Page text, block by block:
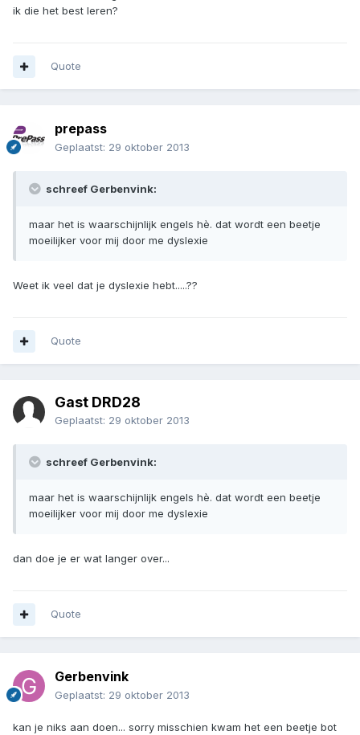
ik die het best leren?
Quote
prepass
Geplaatst: 29 oktober 2013
schreef Gerbenvink:
maar het is waarschijnlijk engels hè. dat wordt een beetje
moeilijker voor mij door me dyslexie
Weet ik veel dat je dyslexie hebt.....??
Quote
Gast DRD28
Geplaatst: 29 oktober 2013
schreef Gerbenvink:
maar het is waarschijnlijk engels hè. dat wordt een beetje
moeilijker voor mij door me dyslexie
dan doe je er wat langer over...
Quote
Gerbenvink
Geplaatst: 29 oktober 2013
kan je niks aan doen... sorry misschien kwam het een beetje bot